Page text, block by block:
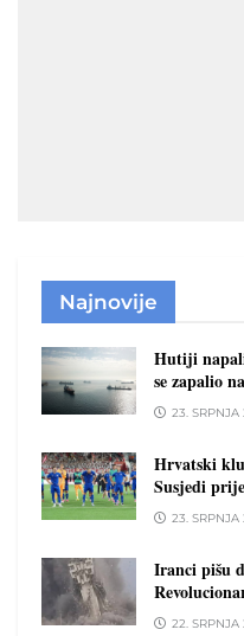
Najnovije
Hutiji
se zapalio
23. SRPNJA
Hrvatski
Susjedi
23. SRPNJA
Iranci pišu
22. SRPNJA